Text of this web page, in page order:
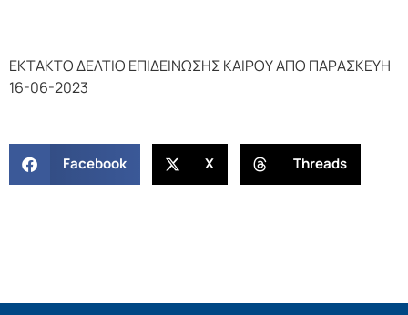
ΕΚΤΑΚΤΟ ΔΕΛΤΙΟ ΕΠΙΔΕΙΝΩΣΗΣ ΚΑΙΡΟΥ ΑΠΟ ΠΑΡΑΣΚΕΥΗ
16-06-2023
Facebook X Threads